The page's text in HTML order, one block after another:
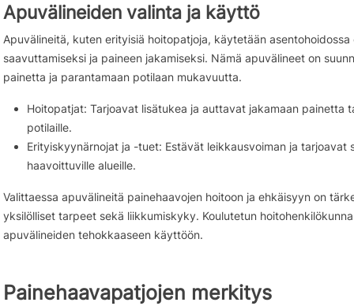
Apuvälineiden valinta ja käyttö
Apuvälineitä, kuten erityisiä hoitopatjoja, käytetään asentohoidossa
saavuttamiseksi ja paineen jakamiseksi. Nämä apuvälineet on
painetta ja parantamaan potilaan mukavuutta.
Hoitopatjat: Tarjoavat lisätukea ja auttavat jakamaan painetta
potilaille.
Erityiskyynärnojat ja -tuet: Estävät leikkausvoiman ja tarjoavat
haavoittuville alueille.
Valittaessa apuvälineitä painehaavojen hoitoon ja ehkäisyyn on
yksilölliset tarpeet sekä liikkumiskyky. Koulutetun
apuvälineiden tehokkaaseen käyttöön.
Painehaavapatjojen merkitys